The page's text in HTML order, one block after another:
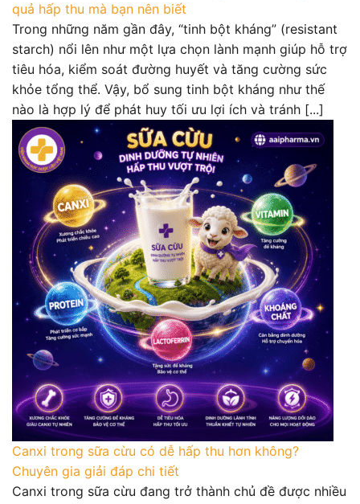
quả hấp thu mà bạn nên biết
Trong những năm gần đây, “tinh bột kháng” (resistant
starch) nổi lên như một lựa chọn lành mạnh giúp hỗ trợ
tiêu hóa, kiểm soát đường huyết và tăng cường sức
khỏe tổng thể. Vậy, bổ sung tinh bột kháng như thế
nào là hợp lý để phát huy tối ưu lợi ích và tránh [...]
Canxi trong sữa cừu có dễ hấp thu hơn không?
Chuyên gia giải đáp chi tiết
Canxi trong sữa cừu đang trở thành chủ đề được nhiều